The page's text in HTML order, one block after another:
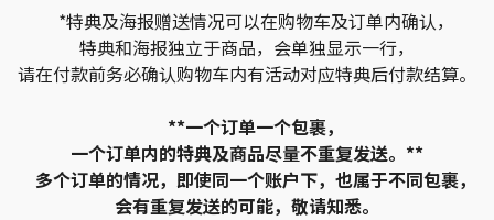
*特典及海报赠送情况可以在购物车及订单内确认，
特典和海报独立于商品，会单独显示一行，
请在付款前务必确认购物车内有活动对应特典后付款结算。
**一个订单一个包裹，
一个订单内的特典及商品尽量不重复发送。**
多个订单的情况，即使同一个账户下，也属于不同包裹，
会有重复发送的可能，敬请知悉。